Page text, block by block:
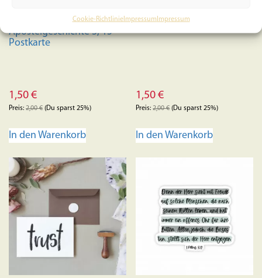
Cookie-RichtlinieImpressum Impressum
Toten auferweckt,
Apostelgeschichte 3, 15 –
Postkarte
1,50 €
Preis: 2,00€ (Du sparst 25%)
In den Warenkorb
1,50€
Preis:2,00€(Du sparst 25%)
In den Warenkorb